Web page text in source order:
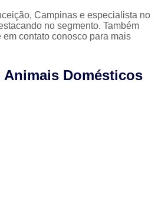
para Cachorro
Consulta
Veterinária Dermatológica para
Consulta Veterinária para
Campinas e especialista no
no segmento. Também
contato conosco para mais
Animais Domésticos